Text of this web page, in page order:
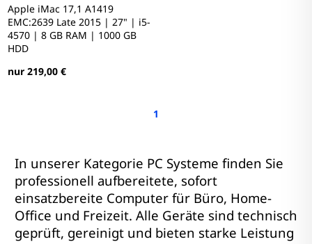
Apple iMac 17,1 A1419
EMC:2639 Late 2015 | 27" | i5-
4570 | 8 GB RAM | 1000 GB
HDD
nur 219,00 €
1
In unserer Kategorie PC Systeme finden Sie
professionell aufbereitete, sofort
einsatzbereite Computer für Büro, Home-
Office und Freizeit. Alle Geräte sind technisch
geprüft, gereinigt und bieten starke Leistung